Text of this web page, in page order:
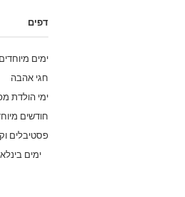
דפים
ימים
חגי אהבה
ימי הולדת
חודשים
פסטיבלים
ימים